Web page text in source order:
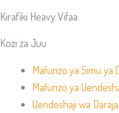
Kirafiki Heavy Vifaa
Kozi za Juu
Mafunzo ya Simu ya
Mafunzo ya
Uendeshaji wa